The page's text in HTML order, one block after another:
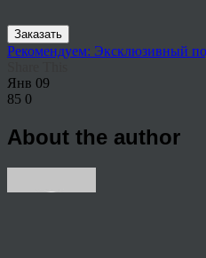
Заказать
Рекомендуем: Эксклюзивный
Янв 09
85 0
About the author